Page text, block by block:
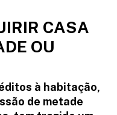
esta
CASA
OU
à habitação,
de metade